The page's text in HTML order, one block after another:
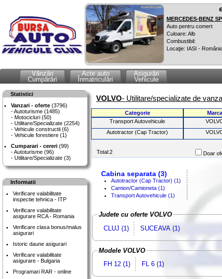
MERCEDES-BENZ
Auto pentru comert
Culoare: Alb
Combustibil:
Locaţie: IASI -
Vânzări
Cumpărări
Acte auto
Înmatriculări
Asigurări
Vehicule
Statistici
Vanzari - oferte (3796)
Autoturisme (1485)
Motocicluri (50)
Utilitare/Specializate (2254)
Vehicule constructii (6)
Vehicule forestiere (1)
Cumparari - cereri (99)
Autoturisme (96)
Utilitare/Specializate (3)
Informatii
Verificare valabilitate
inspectie tehnica - ITP
Verificare valabilitate
asigurare RCA - Romania
Verificare clasa bonus/malus
asigurari
Istoric daune asigurari
Verificare valabilitate
asigurare - Bulgaria
Programari RAR - online
VOLVO- Utilitare/specializate de
Categorie
Marca
Transport Autovehicule
Autotractor (Cap Tractor)
Total:2 Doar
Cabina separata (3)
Autotractor (Cap Tractor) (1)
Camion/Camioneta (1)
Transport Autovehicule (1)
Judete cu oferte VOLVO
CLUJ (1)
SUCEAVA (1)
Modele VOLVO
FH 12 (1)
FL 6 (1)